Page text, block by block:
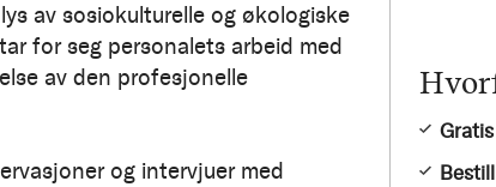
av sosiokulturelle og økologiske
for seg personalets arbeid med
av den profesjonelle
og intervjuer med